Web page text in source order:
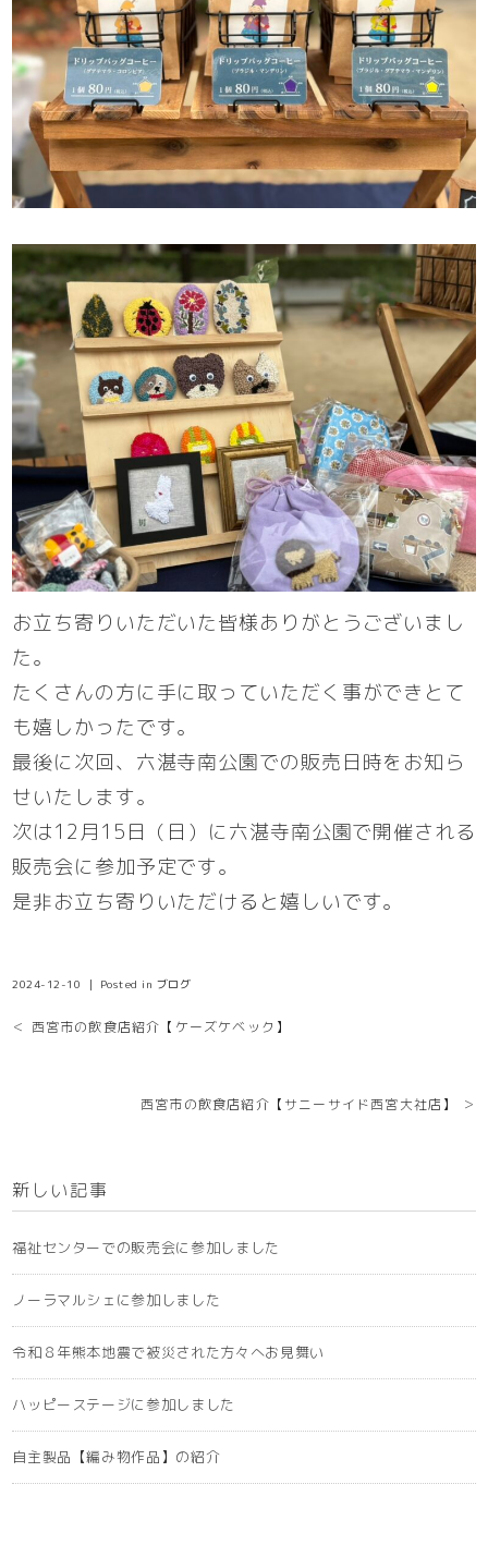
お立ち寄りいただいた皆様ありがとうございまし
た。
たくさんの方に手に取っていただく事ができとて
も嬉しかったです。
最後に次回、六湛寺南公園での販売日時をお知ら
せいたします。
次は12月15日（日）に六湛寺南公園で開催される
販売会に参加予定です。
是非お立ち寄りいただけると嬉しいです。
2024-12-10 ｜ Posted in ブログ
＜ 西宮市の飲食店紹介【ケーズケベック】
西宮市の飲食店紹介【サニーサイド西宮大社店】 ＞
新しい記事
福祉センターでの販売会に参加しました
ノーラマルシェに参加しました
令和８年熊本地震で被災された方々へお見舞い
ハッピーステージに参加しました
自主製品【編み物作品】の紹介